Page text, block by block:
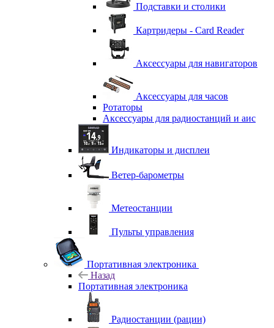
Подставки и столики
Картридеры - Card Reader
Аксессуары для навигаторов
Аксессуары для часов
Ротаторы
Аксессуары для радиостанций и аис
Индикаторы и дисплеи
Ветер-барометры
Метеостанции
Пульты управления
Портативная электроника
Назад
Портативная электроника
Радиостанции (рации)